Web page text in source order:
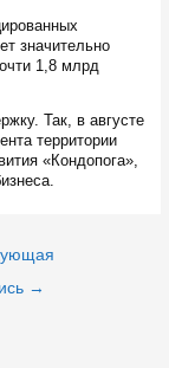
значительно
1,8 млрд
Так, в августе
территории
«Кондопога»,
→